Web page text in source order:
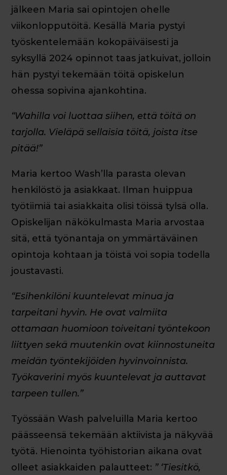
jälkeen Maria sai opintojen ohelle
viikonlopputöitä. Kesällä Maria pystyi
työskentelemään kokopäiväisesti ja
syksyllä 2024 opinnot taas jatkuivat, jolloin
hän pystyi tekemään töitä opiskelun
ohessa sopivina ajankohtina.
“Wahilla voi luottaa siihen, että töitä on
tarjolla. Vieläpä sellaisia töitä, joista itse
pitää!”
Maria kertoo Wash’lla parasta olevan
henkilöstö ja asiakkaat. Ilman huippua
työtiimiä tai asiakkaita olisi töissä tylsä olla.
Opiskelijan näkökulmasta Maria arvostaa
sitä, että työnantaja on ymmärtäväinen
opintoja kohtaan ja töistä voi sopia todella
joustavasti.
“Esihenkilöni kuuntelevat minua ja
tarpeitani hyvin. He ovat valmiita
ottamaan huomioon toiveitani työntekoon
liittyen sekä muutenkin ovat kiinnostuneita
meidän työntekijöiden hyvinvoinnista.
Työkaverini myös kuuntelevat ja auttavat
tarpeen tullen.”
Työssään Wash palveluilla Maria kertoo
päässeensä tekemään aktiivista ja näkyvää
työtä. Hienointa työhistorian aikana ovat
olleet asiakkaiden palautteet: ” ‘Tiesitkö,